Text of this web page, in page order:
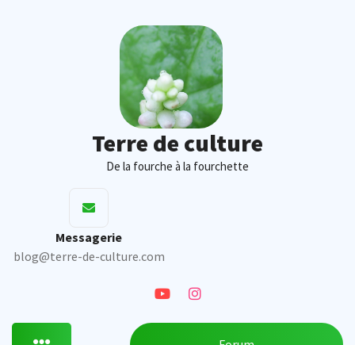
Terre de culture
De la fourche à la fourchette
Messagerie
blog@terre-de-culture.com